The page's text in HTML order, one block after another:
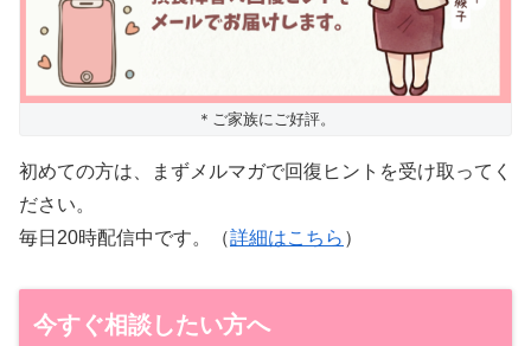
＊ご家族にご好評。
初めての方は、まずメルマガで回復ヒントを受け取ってく
ださい。
毎日20時配信中です。（詳細はこちら ）
今すぐ相談したい方へ